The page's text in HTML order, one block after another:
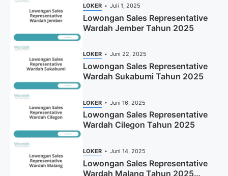
LOKER Juli 1, 2025
Lowongan Sales Representative
Wardah Jember Tahun 2025
LOKER Juni 22, 2025
Lowongan Sales Representative
Wardah Sukabumi Tahun 2025
LOKER Juni 16, 2025
Lowongan Sales Representative
Wardah Cilegon Tahun 2025
LOKER Juni 14, 2025
Lowongan Sales Representative
Wardah Malang Tahun 2025